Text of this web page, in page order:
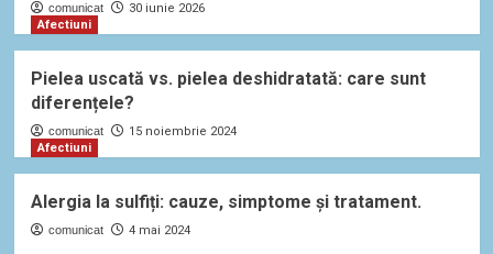
comunicat
30 iunie 2026
Afectiuni
Pielea uscată vs. pielea deshidratată: care sunt
diferențele?
comunicat
15 noiembrie 2024
Afectiuni
Alergia la sulfiți: cauze, simptome și tratament.
comunicat 4 mai 2024